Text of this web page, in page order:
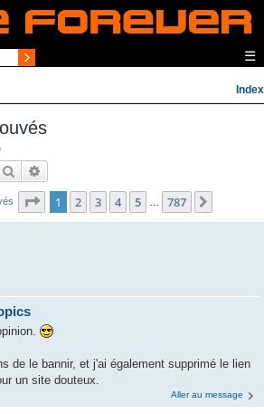
☰
Index
Rechercher
Page 1sur787
1 2 3 4 5 787
de le bannir, et j'ai également supprimé le lien
un site douteux.
Aller au message